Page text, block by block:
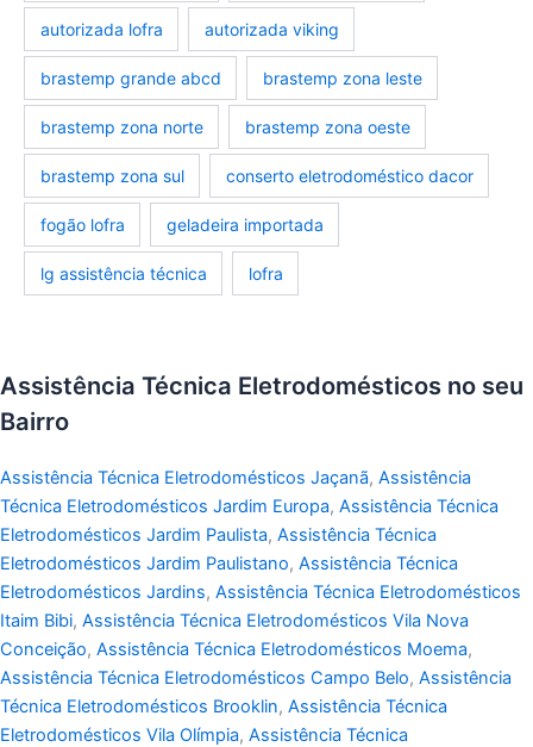
autorizada lofra autorizada viking
brastemp grande abcd brastemp zona leste
brastemp zona norte brastemp zona oeste
brastemp zona sul conserto eletrodoméstico dacor
fogão lofra geladeira importada
lg assistência técnica lofra
Assistência Técnica Eletrodomésticos no seu
Bairro
Assistência Técnica Eletrodomésticos Jaçanã, Assistência
Técnica Eletrodomésticos Jardim Europa, Assistência Técnica
Eletrodomésticos Jardim Paulista, Assistência Técnica
Eletrodomésticos Jardim Paulistano, Assistência Técnica
Eletrodomésticos Jardins, Assistência Técnica Eletrodomésticos
Itaim Bibi, Assistência Técnica Eletrodomésticos Vila Nova
Conceição, Assistência Técnica Eletrodomésticos Moema,
Assistência Técnica Eletrodomésticos Campo Belo, Assistência
Técnica Eletrodomésticos Brooklin, Assistência Técnica
Eletrodomésticos Vila Olímpia, Assistência Técnica